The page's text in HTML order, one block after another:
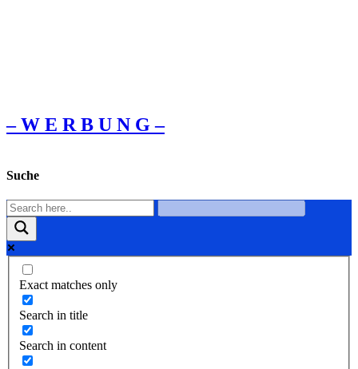
– W Ε R Β U Ν G –
Suche
Exact matches only
Search in title
Search in content